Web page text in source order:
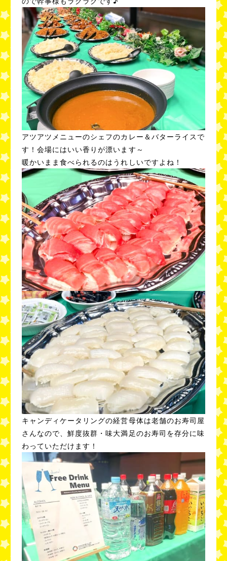
アツアツメニューのシェフのカレー＆バターライスで
す！会場にはいい香りが漂います～
暖かいまま食べられるのはうれしいですよね！
キャンディケータリングの経営母体は老舗のお寿司屋
さんなので、鮮度抜群・味大満足のお寿司を存分に味
わっていただけます！